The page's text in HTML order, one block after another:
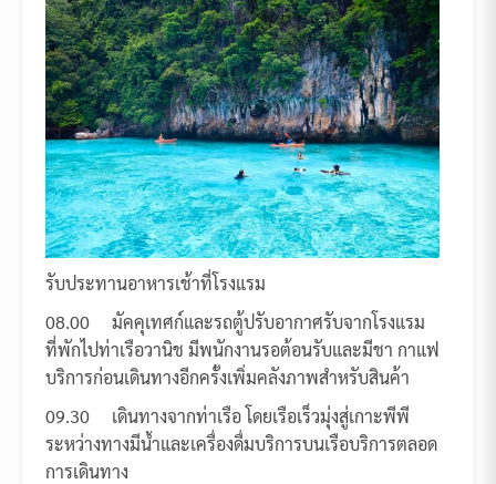
รับประทานอาหารเช้าที่โรงแรม
08.00 มัคคุเทศก์และรถตู้ปรับอากาศรับจากโรงแรม
ที่พักไปท่าเรือวานิช มีพนักงานรอต้อนรับและมีชา กาแฟ
บริการก่อนเดินทางอีกครั้งเพิ่มคลังภาพสำหรับสินค้า
09.30 เดินทางจากท่าเรือ โดยเรือเร็วมุ่งสู่เกาะพีพี
ระหว่างทางมีน้ำและเครื่องดื่มบริการบนเรือบริการตลอด
การเดินทาง